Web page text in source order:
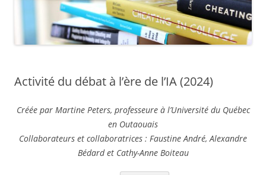
Activité du débat à l’ère de l’IA (2024)
Créée par Martine Peters, professeure à l’Université du Québec
en Outaouais
Collaborateurs et collaboratrices : Faustine André, Alexandre
Bédard et Cathy-Anne Boiteau